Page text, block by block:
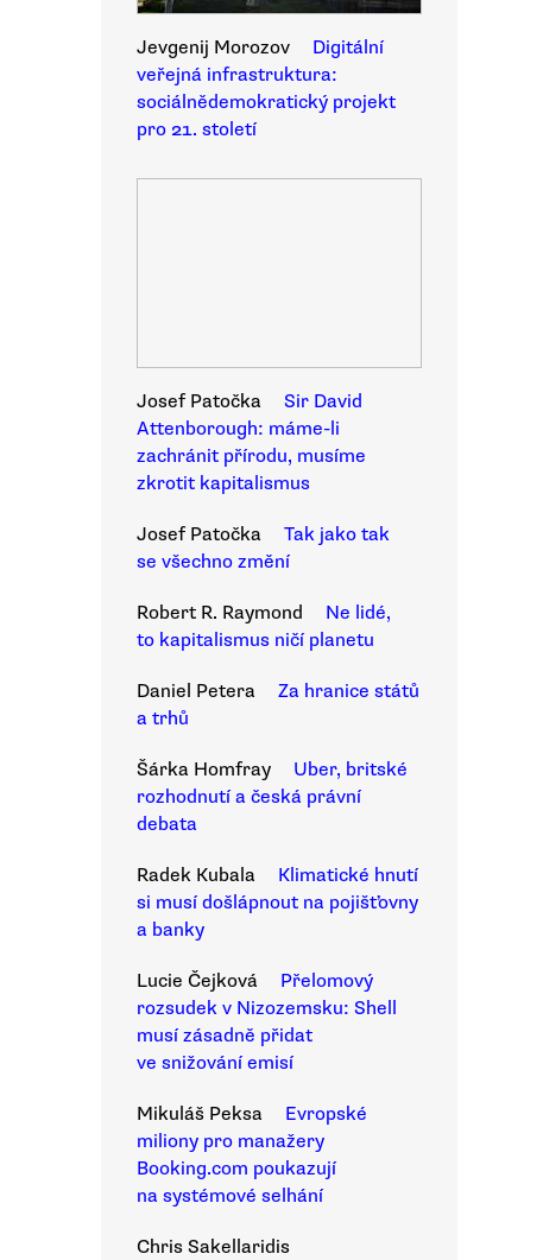
Jevgenij Morozov
Digitální
veřejná infrastruktura:
sociálnědemokratický projekt
pro 21. století
Josef Patočka
Sir David
Attenborough: máme-li
zachránit přírodu, musíme
zkrotit kapitalismus
Josef Patočka
Tak jako tak
se všechno změní
Robert R. Raymond
Ne lidé,
to kapitalismus ničí planetu
Daniel Petera
Za hranice států
a trhů
Šárka Homfray
Uber, britské
rozhodnutí a česká právní
debata
Radek Kubala
Klimatické hnutí
si musí došlápnout na pojišťovny
a banky
Lucie Čejková
Přelomový
rozsudek v Nizozemsku: Shell
musí zásadně přidat
ve snižování emisí
Mikuláš Peksa
Evropské
miliony pro manažery
Booking.com poukazují
na systémové selhání
Chris Sakellaridis